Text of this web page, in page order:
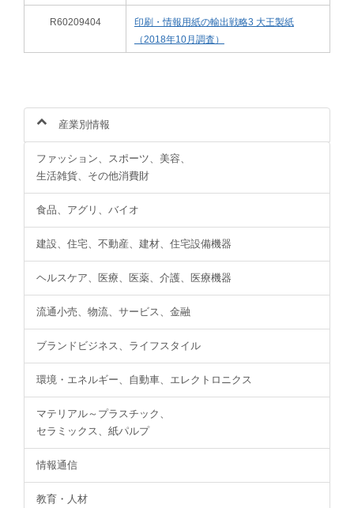
R60209404
印刷・情報用紙の輸出戦略3 大王製紙
（2018年10月調査）
産業別情報
ファッション、スポーツ、美容、
生活雑貨、その他消費財
食品、アグリ、バイオ
建設、住宅、不動産、建材、住宅設備機器
ヘルスケア、医療、医薬、介護、医療機器
流通小売、物流、サービス、金融
ブランドビジネス、ライフスタイル
環境・エネルギー、自動車、エレクトロニクス
マテリアル～プラスチック、
セラミックス、紙パルプ
情報通信
教育・人材